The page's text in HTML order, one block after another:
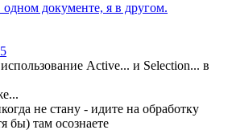
одном документе, я в другом.
использование Active... и Selection... в
не стану - идите на обработку
бы) там осознаете